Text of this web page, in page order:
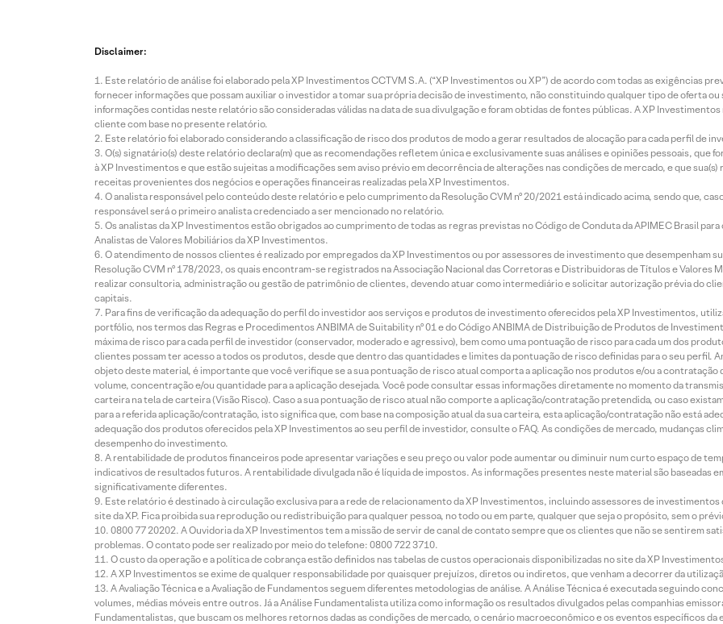
Disclaimer:
Este relatório de análise foi elaborado pela XP Investimentos CCTVM S.A. (“XP Investimentos ou XP”) de acordo com todas as exigências
fornecer informações que possam auxiliar o investidor a tomar sua própria decisão de investimento, não constituindo qualquer tipo de oferta
informações contidas neste relatório são consideradas válidas na data de sua divulgação e foram obtidas de fontes públicas. A XP
cliente com base no presente relatório.
Este relatório foi elaborado considerando a classificação de risco dos produtos de modo a gerar resultados de alocação para cada perfil de
O(s) signatário(s) deste relatório declara(m) que as recomendações refletem única e exclusivamente suas análises e opiniões pessoais, que
à XP Investimentos e que estão sujeitas a modificações sem aviso prévio em decorrência de alterações nas condições de mercado, e que
receitas provenientes dos negócios e operações financeiras realizadas pela XP Investimentos.
O analista responsável pelo conteúdo deste relatório e pelo cumprimento da Resolução CVM nº 20/2021 está indicado acima, sendo que,
responsável será o primeiro analista credenciado a ser mencionado no relatório.
Os analistas da XP Investimentos estão obrigados ao cumprimento de todas as regras previstas no Código de Conduta da APIMEC Brasil
Analistas de Valores Mobiliários da XP Investimentos.
O atendimento de nossos clientes é realizado por empregados da XP Investimentos ou por assessores de investimento que desempenham
Resolução CVM nº 178/2023, os quais encontram-se registrados na Associação Nacional das Corretoras e Distribuidoras de Títulos e Valores
realizar consultoria, administração ou gestão de patrimônio de clientes, devendo atuar como intermediário e solicitar autorização prévia do
capitais.
Para fins de verificação da adequação do perfil do investidor aos serviços e produtos de investimento oferecidos pela XP Investimentos,
portfólio, nos termos das Regras e Procedimentos ANBIMA de Suitability nº 01 e do Código ANBIMA de Distribuição de Produtos de
máxima de risco para cada perfil de investidor (conservador, moderado e agressivo), bem como uma pontuação de risco para cada um dos
clientes possam ter acesso a todos os produtos, desde que dentro das quantidades e limites da pontuação de risco definidas para o seu perfil.
objeto deste material, é importante que você verifique se a sua pontuação de risco atual comporta a aplicação nos produtos e/ou a contratação
volume, concentração e/ou quantidade para a aplicação desejada. Você pode consultar essas informações diretamente no momento da
carteira na tela de carteira (Visão Risco). Caso a sua pontuação de risco atual não comporte a aplicação/contratação pretendida, ou caso
para a referida aplicação/contratação, isto significa que, com base na composição atual da sua carteira, esta aplicação/contratação não está
adequação dos produtos oferecidos pela XP Investimentos ao seu perfil de investidor, consulte o FAQ. As condições de mercado, mudanças
desempenho do investimento.
A rentabilidade de produtos financeiros pode apresentar variações e seu preço ou valor pode aumentar ou diminuir num curto espaço de
indicativos de resultados futuros. A rentabilidade divulgada não é líquida de impostos. As informações presentes neste material são baseadas
significativamente diferentes.
Este relatório é destinado à circulação exclusiva para a rede de relacionamento da XP Investimentos, incluindo assessores de investimentos
site da XP. Fica proibida sua reprodução ou redistribuição para qualquer pessoa, no todo ou em parte, qualquer que seja o propósito, sem o
0800 77 20202. A Ouvidoria da XP Investimentos tem a missão de servir de canal de contato sempre que os clientes que não se sentirem
problemas. O contato pode ser realizado por meio do telefone: 0800 722 3710.
O custo da operação e a política de cobrança estão definidos nas tabelas de custos operacionais disponibilizadas no site da XP
A XP Investimentos se exime de qualquer responsabilidade por quaisquer prejuízos, diretos ou indiretos, que venham a decorrer da
A Avaliação Técnica e a Avaliação de Fundamentos seguem diferentes metodologias de análise. A Análise Técnica é executada seguindo
volumes, médias móveis entre outros. Já a Análise Fundamentalista utiliza como informação os resultados divulgados pelas companhias
Fundamentalistas, que buscam os melhores retornos dadas as condições de mercado, o cenário macroeconômico e os eventos específicos